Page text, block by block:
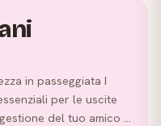
in passeggiata I
per le uscite
del tuo amico a